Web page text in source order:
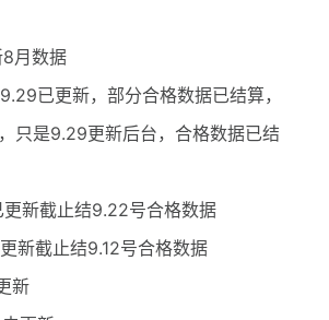
月数据
已更新，部分合格数据已结算，
只是9.29更新后台，合格数据已结
新截止结9.22号合格数据
新截止结9.12号合格数据
新